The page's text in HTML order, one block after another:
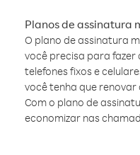
Planos de assinatura
O plano de assinatura
você precisa para
telefones fixos e
você tenha que
Com o plano de
economizar nas